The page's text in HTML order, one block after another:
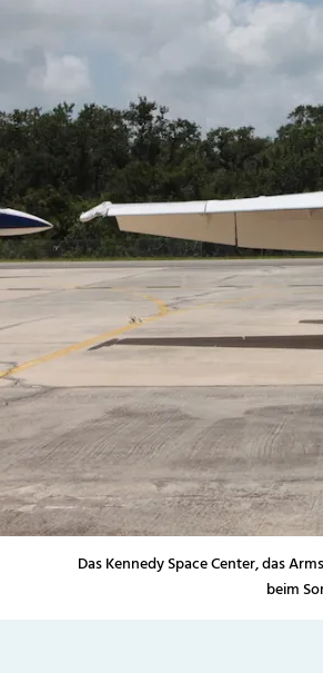
Das Kennedy Space Center, das
beim